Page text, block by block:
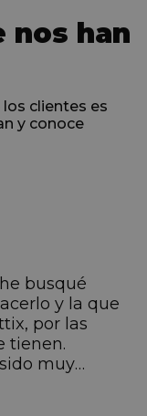
nos han
clientes es
y conoce
busqué
y la que
por las
tienen.
muy
muy atenta
se